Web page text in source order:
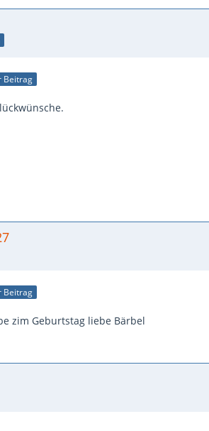
Beitrag
Beitrag
zim Geburtstag liebe Bärbel